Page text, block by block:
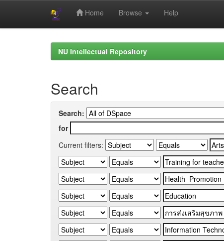
Home Browse Help
NU Intellectual Repository
Search
Search:
for
Current filters: